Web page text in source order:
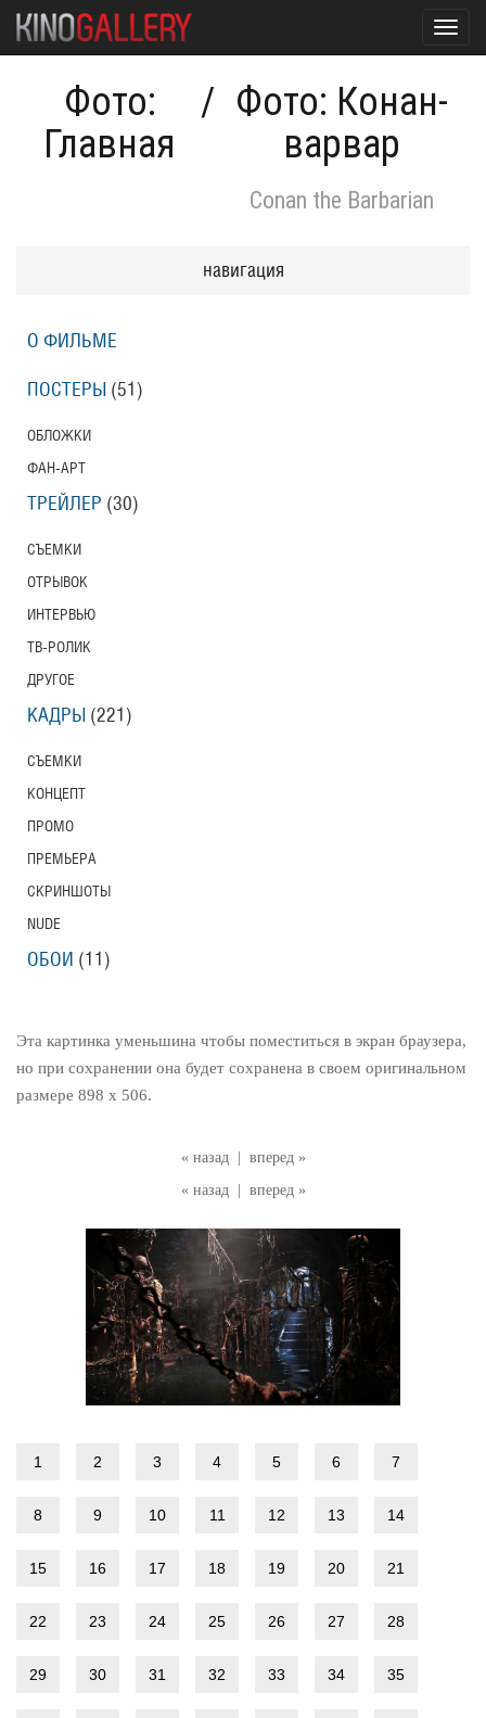
Фото:
Главная
/ Фото: Конан-
варвар
Conan the Barbarian
« назад
вперед »
« назад
вперед »
Эта картинка уменьшина чтобы поместиться в экран браузера,
но при сохранении она будет сохранена в своем оригинальном
размере 898 x 506.
1 2 3 4 5 6 7
8 9 10 11 12 13 14
15 16 17 18 19 20 21
22 23 24 25 26 27 28
29 30 31 32 33 34 35
навигация
О ФИЛЬМЕ
ПОСТЕРЫ (51)
ОБЛОЖКИ
ФАН-АРТ
ТРЕЙЛЕР (30)
СЪЕМКИ
ОТРЫВОК
ИНТЕРВЬЮ
ТВ-РОЛИК
ДРУГОЕ
КАДРЫ (221)
СЪЕМКИ
КОНЦЕПТ
ПРОМО
ПРЕМЬЕРА
СКРИНШОТЫ
NUDE
ОБОИ (11)